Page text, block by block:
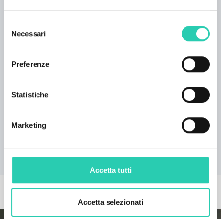
delNecessari
Preferenze
Statistiche
Marketing
Accetta tutti
Accetta selezionati
ALTRE NEWS